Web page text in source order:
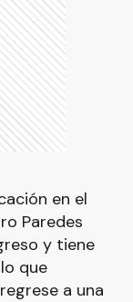
en el
Paredes
y tiene
que
a una